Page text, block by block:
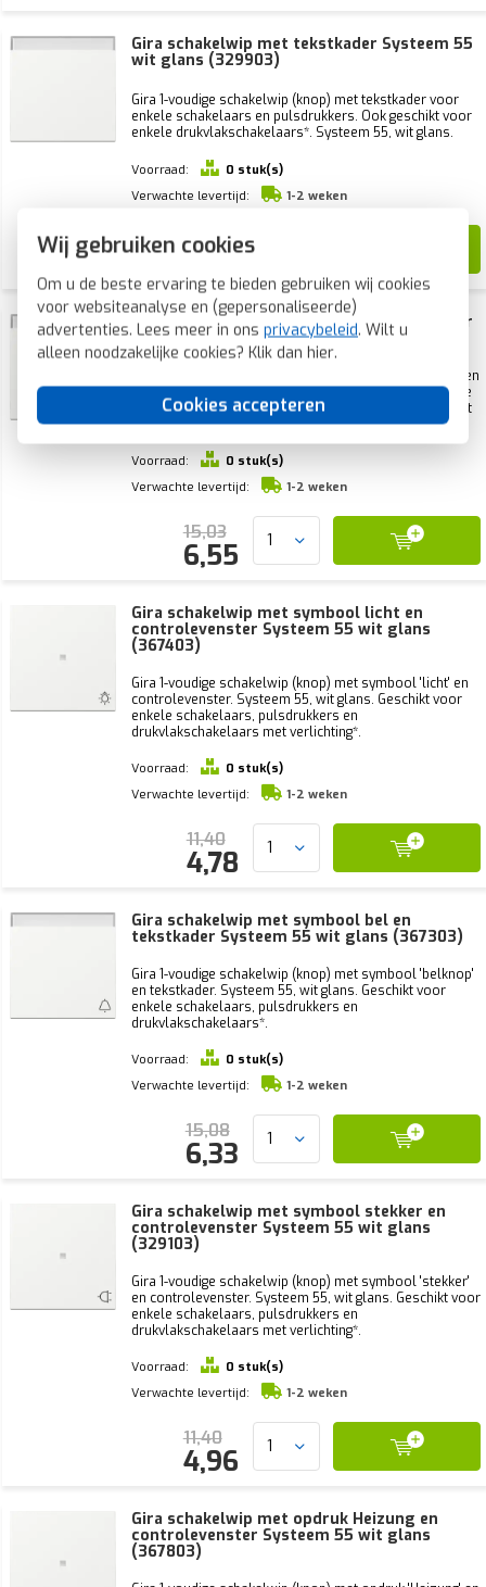
Wij gebruiken cookies
Om u de beste ervaring te bieden gebruiken wij cookies
voor websiteanalyse en (gepersonaliseerde)
advertenties. Lees meer in ons privacybeleid. Wilt u
alleen noodzakelijke cookies? Klik dan hier.
Cookies accepteren
Gira schakelwip met tekstkader Systeem 55
wit glans (329903)
Gira 1-voudige schakelwip (knop) met tekstkader voor
enkele schakelaars en pulsdrukkers. Ook geschikt voor
enkele drukvlakschakelaars*. Systeem 55, wit glans.
Voorraad:
0 stuk(s)
Verwachte levertijd:
1-2 weken
12,90
5,42
Gira wip met controlevenster en tekstkader
Systeem 55 wit glans (367003)
Gira 1-voudige schakelwip (knop) met controlevenster en
tekstkader. Systeem 55, wit glans. Geschikt voor enkele
schakelaars, pulsdrukkers en drukvlakschakelaars met
verlichting*.
Voorraad:
0 stuk(s)
Verwachte levertijd:
1-2 weken
15,03
6,55
Gira schakelwip met symbool licht en
controlevenster Systeem 55 wit glans
(367403)
Gira 1-voudige schakelwip (knop) met symbool 'licht' en
controlevenster. Systeem 55, wit glans. Geschikt voor
enkele schakelaars, pulsdrukkers en
drukvlakschakelaars met verlichting*.
Voorraad:
0 stuk(s)
Verwachte levertijd:
1-2 weken
11,40
4,78
Gira schakelwip met symbool bel en
tekstkader Systeem 55 wit glans (367303)
Gira 1-voudige schakelwip (knop) met symbool 'belknop'
en tekstkader. Systeem 55, wit glans. Geschikt voor
enkele schakelaars, pulsdrukkers en
drukvlakschakelaars*.
Voorraad:
0 stuk(s)
Verwachte levertijd:
1-2 weken
15,08
6,33
Gira schakelwip met symbool stekker en
controlevenster Systeem 55 wit glans
(329103)
Gira 1-voudige schakelwip (knop) met symbool 'stekker'
en controlevenster. Systeem 55, wit glans. Geschikt voor
enkele schakelaars, pulsdrukkers en
drukvlakschakelaars met verlichting*.
Voorraad:
0 stuk(s)
Verwachte levertijd:
1-2 weken
11,40
4,96
Gira schakelwip met opdruk Heizung en
controlevenster Systeem 55 wit glans
(367803)